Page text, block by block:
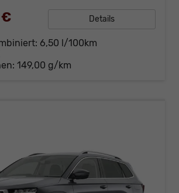
€ Details
6,50 l/100km
149,00 g/km